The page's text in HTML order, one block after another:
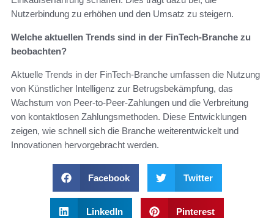
Nutzerbindung zu erhöhen und den Umsatz zu steigern.
Welche aktuellen Trends sind in der FinTech-Branche zu
beobachten?
Aktuelle Trends in der FinTech-Branche umfassen die Nutzung
von Künstlicher Intelligenz zur Betrugsbekämpfung, das
Wachstum von Peer-to-Peer-Zahlungen und die Verbreitung
von kontaktlosen Zahlungsmethoden. Diese Entwicklungen
zeigen, wie schnell sich die Branche weiterentwickelt und
Innovationen hervorgebracht werden.
Facebook Twitter
LinkedIn Pinterest